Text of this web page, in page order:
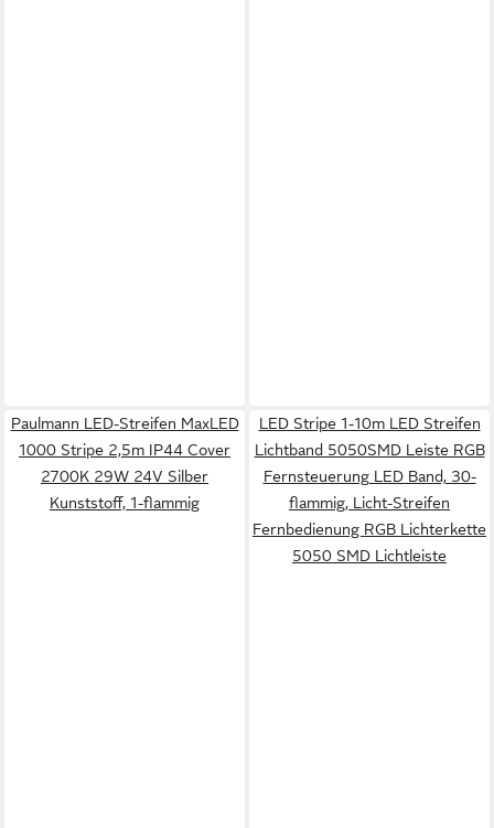
Paulmann LED-Streifen MaxLED
1000 Stripe 2,5m IP44 Cover
2700K 29W 24V Silber
Kunststoff, 1-flammig
LED Stripe 1-10m LED Streifen
Lichtband 5050SMD Leiste RGB
Fernsteuerung LED Band, 30-
flammig, Licht-Streifen
Fernbedienung RGB Lichterkette
5050 SMD Lichtleiste